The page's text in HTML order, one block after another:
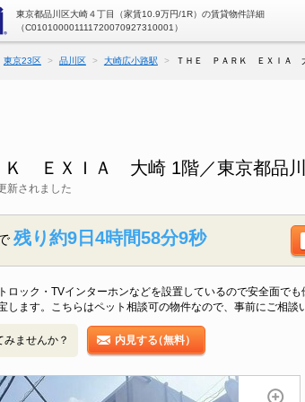
東京都品川区大崎４丁目（家賃10.9万円/1R）の賃貸物件詳細
（C010100001111720070927310001）
東京23区 品川区 大崎広小路駅 ＴＨＥ ＰＡＲＫ ＥＸＩＡ
ＥＸＩＡ 大崎 1階／東京都品川
新されました
残り約9日4時間58分8秒
ロック・TVインターホンなどを設置しているので安全面で
します。こちらはペット相談可の物件なので、事前にご相談
みませんか？ 内見する（無料）